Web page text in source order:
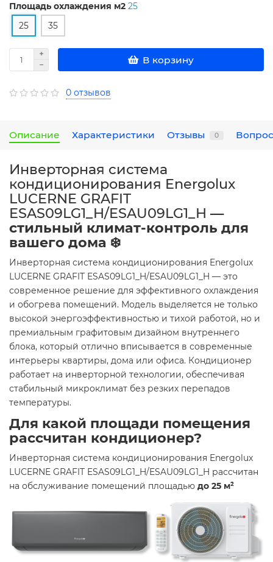
Площадь охлаждения м2 25
25
35
В корзину
0 отзывов
Описание Характеристики Отзывы 0
Инверторная система
кондиционирования Energolux
LUCERNE GRAFIT
ESAS09LG1_H/ESAU09LG1_H —
стильный климат-контроль для
вашего дома ❄️
Инверторная система кондиционирования Energolux
LUCERNE GRAFIT ESAS09LG1_H/ESAU09LG1_H — это
современное решение для эффективного охлаждения
и обогрева помещений. Модель выделяется не только
высокой энергоэффективностью и тихой работой, но и
премиальным графитовым дизайном внутреннего
блока, который отлично вписывается в современные
интерьеры квартиры, дома или офиса. Кондиционер
работает на инверторной технологии, обеспечивая
стабильный микроклимат без резких перепадов
температуры.
Для какой площади помещения
рассчитан кондиционер?
Инверторная система кондиционирования Energolux
LUCERNE GRAFIT ESAS09LG1_H/ESAU09LG1_H рассчитан
на обслуживание помещений площадью до 25 м²